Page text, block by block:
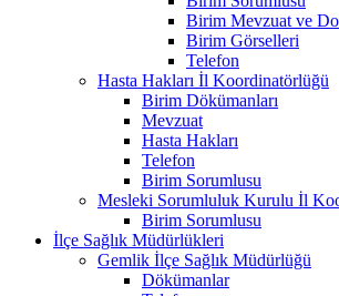
Birim Mevzuat ve
Birim Görselleri
Telefon
Hasta Hakları İl Koordinatörlüğü
Birim Dökümanları
Mevzuat
Hasta Hakları
Telefon
Birim Sorumlusu
Mesleki Sorumluluk Kurulu İl
Birim Sorumlusu
İlçe Sağlık Müdürlükleri
Gemlik İlçe Sağlık Müdürlüğü
Dökümanlar